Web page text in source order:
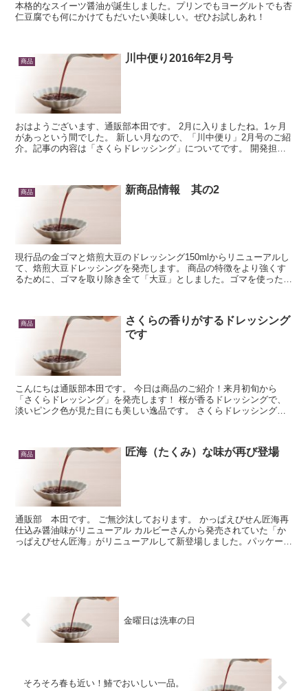
本格的なスイーツ醤油が誕生しました。プリンでもヨーグルトでも杏
仁豆腐でも何にかけてもだいたい美味しい。ぜひお試しあれ！
商品 川中便り2016年2月号
おはようございます、通販部本田です。 2月に入りましたね。1ヶ月
があっという間でした。 新しい月なので、「川中便り」2月号のご紹
介。記事の内容は「さくらドレッシング」についてです。 開発担当
商品 新商品情報 其の2
現行品の金ゴマと焙煎大豆のドレッシング150mlからリニューアルし
て、焙煎大豆ドレッシングを発売します。 商品の特徴をより強くす
るために、ゴマを取り除き全て「大豆」としました。ゴマを使ったド
商品
さくらの香りがするドレッシング
です
こんにちは通販部本田です。 今日は商品のご紹介！来月初旬から
「さくらドレッシング」を発売します！ 桜が香るドレッシングで、
淡いピンク色が見た目にも美しい逸品です。 さくらドレッシングは
商品 匠海（たくみ）な味が再び登場
通販部 本田です。 ご無沙汰しております。 かっぱえびせん匠海再
仕込み醤油味がリニューアル カルビーさんから発売されていた「か
っぱえびせん匠海」がリニューアルして新登場しました。パッケージ
金曜日は洗車の日
そろそろ春も近い！鰆でおいしい一品。